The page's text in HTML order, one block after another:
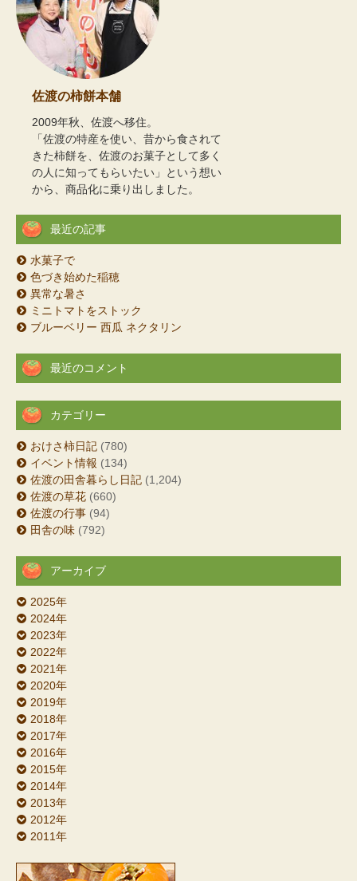
佐渡の柿餅本舗
2009年秋、佐渡へ移住。
「佐渡の特産を使い、昔から食されて
きた柿餅を、佐渡のお菓子として多く
の人に知ってもらいたい」という想い
から、商品化に乗り出しました。
最近の記事
水菓子で
色づき始めた稲穂
異常な暑さ
ミニトマトをストック
ブルーベリー 西瓜 ネクタリン
最近のコメント
カテゴリー
おけさ柿日記 (780)
イベント情報 (134)
佐渡の田舎暮らし日記 (1,204)
佐渡の草花 (660)
佐渡の行事 (94)
田舎の味 (792)
アーカイブ
2025年
2024年
2023年
2022年
2021年
2020年
2019年
2018年
2017年
2016年
2015年
2014年
2013年
2012年
2011年